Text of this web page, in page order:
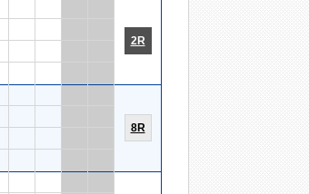
2R
8R